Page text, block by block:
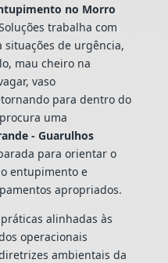
no Morro
trabalha com
situações de urgência,
mau cheiro na
vaso
para dentro do
uma
- Guarulhos
para orientar o
entupimento e
apropriados.
alinhadas às
operacionais
ambientais da